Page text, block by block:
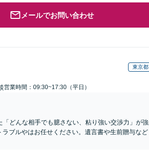
メールでお問い合わせ
東京都
営業時間：09:30~17:30（平日）
どんな相手でも臆さない、粘り強い交渉力」が強
ブルやはお任せください。遺言書や生前贈与など